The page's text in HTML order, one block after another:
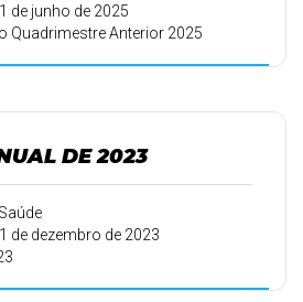
de junho de 2025
Quadrimestre Anterior 2025
DE 2023
de dezembro de 2023